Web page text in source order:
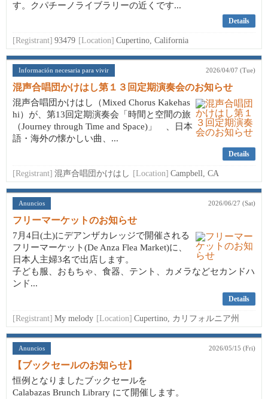
す。クパチーノライブラリーの近くです...
Details
[Registrant] 93479 [Location] Cupertino, California
Información necesaria para vivir 2026/04/07 (Tue)
混声合唱団かけはし第１３回定期演奏会のお知らせ
混声合唱団かけはし（Mixed Chorus Kakehas
hi）が、第13回定期演奏会「時間と空間の旅
（Journey through Time and Space)」 、日本
語・海外の懐かしい曲、...
Details
[Registrant] 混声合唱団かけはし [Location] Campbell, CA
Anuncios 2026/06/27 (Sat)
フリーマーケットのお知らせ
7月4日(土)にデアンザカレッジで開催される
フリーマーケット(De Anza Flea Market)に、
日本人主婦3名で出店します。
子ども服、おもちゃ、食器、テント、カメラなどセカンドハ
ンド...
Details
[Registrant] My melody [Location] Cupertino, カリフォルニア州
Anuncios 2026/05/15 (Fri)
【ブックセールのお知らせ】
恒例となりましたブックセールを
Calabazas Brunch Library にて開催します。